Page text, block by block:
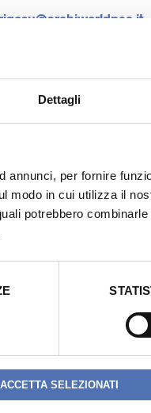
Dettagli
per fornire
modo in cui utilizza il
potrebbero
ACCETTA SELEZIONATI